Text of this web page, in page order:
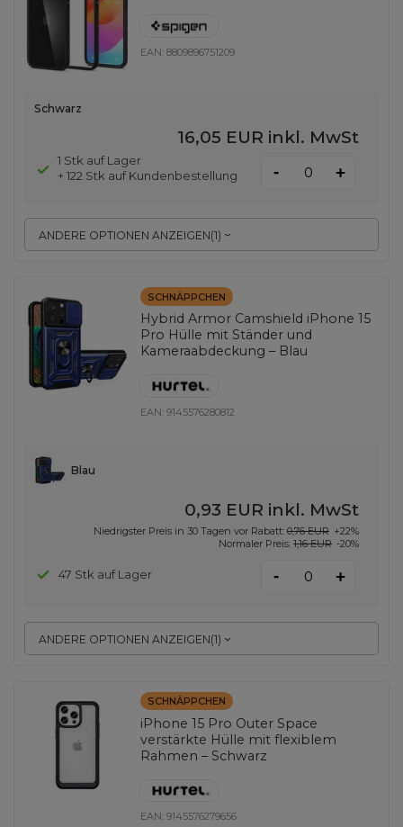
EAN:8809896751209
ANDERE OPTIONEN ANZEIGEN(1)
Schwarz
16,05 EUR inkl. MwSt
1 Stk auf Lager
+ 122 Stk auf Kundenbestellung
- +
SCHNÄPPCHEN
Hybrid Armor Camshield iPhone 15
Pro Hülle mit Ständer und
Kameraabdeckung – Blau
EAN:9145576280812
ANDERE OPTIONEN ANZEIGEN(1)
Blau
0,93 EUR inkl. MwSt
Niedrigster Preis in 30 Tagen vor Rabatt: 0,76 EUR +22%
Normaler Preis: 1,16 EUR -20%
47 Stk auf Lager - +
SCHNÄPPCHEN
iPhone 15 Pro Outer Space
verstärkte Hülle mit flexiblem
Rahmen – Schwarz
EAN:9145576279656